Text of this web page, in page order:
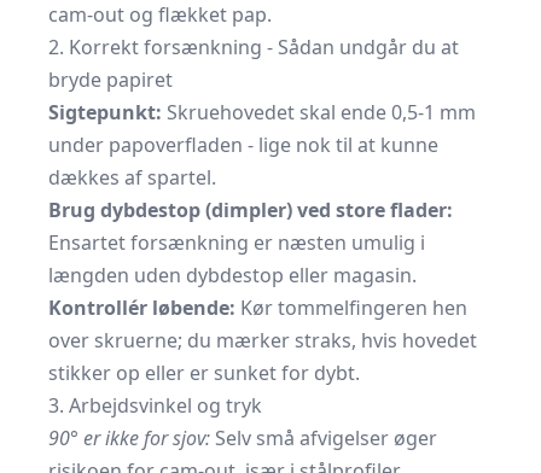
cam-out og flækket pap.
2. Korrekt forsænkning - Sådan undgår du at
bryde papiret
Sigtepunkt: Skruehovedet skal ende 0,5-1 mm
under papoverfladen - lige nok til at kunne
dækkes af spartel.
Brug dybdestop (dimpler) ved store flader:
Ensartet forsænkning er næsten umulig i
længden uden dybdestop eller magasin.
Kontrollér løbende: Kør tommelfingeren hen
over skruerne; du mærker straks, hvis hovedet
stikker op eller er sunket for dybt.
3. Arbejdsvinkel og tryk
90° er ikke for sjov: Selv små afvigelser øger